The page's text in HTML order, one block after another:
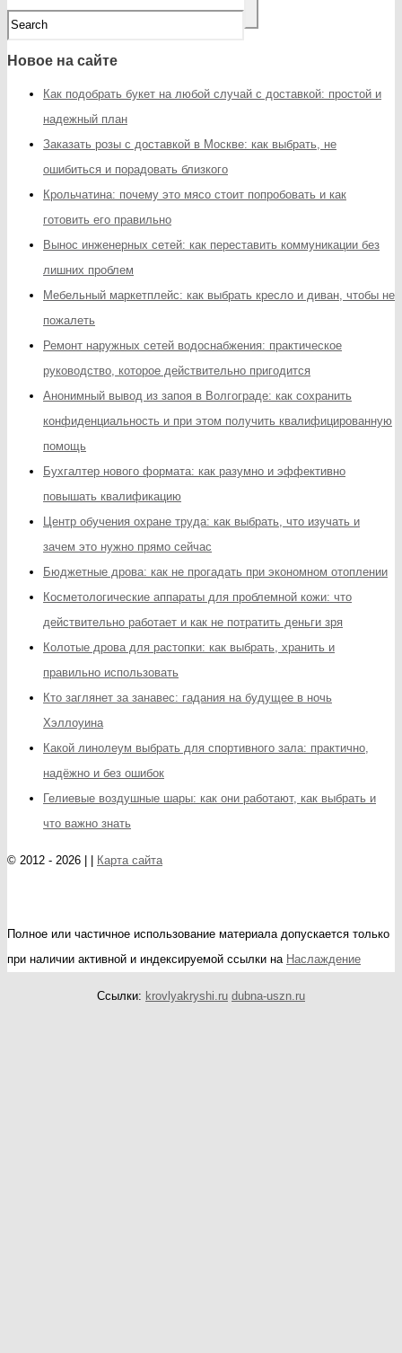
Новое на сайте
Как подобрать букет на любой случай с доставкой: простой и
надежный план
Заказать розы с доставкой в Москве: как выбрать, не
ошибиться и порадовать близкого
Крольчатина: почему это мясо стоит попробовать и как
готовить его правильно
Вынос инженерных сетей: как переставить коммуникации без
лишних проблем
Мебельный маркетплейс: как выбрать кресло и диван, чтобы не
пожалеть
Ремонт наружных сетей водоснабжения: практическое
руководство, которое действительно пригодится
Анонимный вывод из запоя в Волгограде: как сохранить
конфиденциальность и при этом получить квалифицированную
помощь
Бухгалтер нового формата: как разумно и эффективно
повышать квалификацию
Центр обучения охране труда: как выбрать, что изучать и
зачем это нужно прямо сейчас
Бюджетные дрова: как не прогадать при экономном отоплении
Косметологические аппараты для проблемной кожи: что
действительно работает и как не потратить деньги зря
Колотые дрова для растопки: как выбрать, хранить и
правильно использовать
Кто заглянет за занавес: гадания на будущее в ночь
Хэллоуина
Какой линолеум выбрать для спортивного зала: практично,
надёжно и без ошибок
Гелиевые воздушные шары: как они работают, как выбрать и
что важно знать
© 2012 - 2026 | | Карта сайта
Полное или частичное использование материала допускается только
при наличии активной и индексируемой ссылки на Наслаждение
Ссылки: krovlyakryshi.ru dubna-uszn.ru